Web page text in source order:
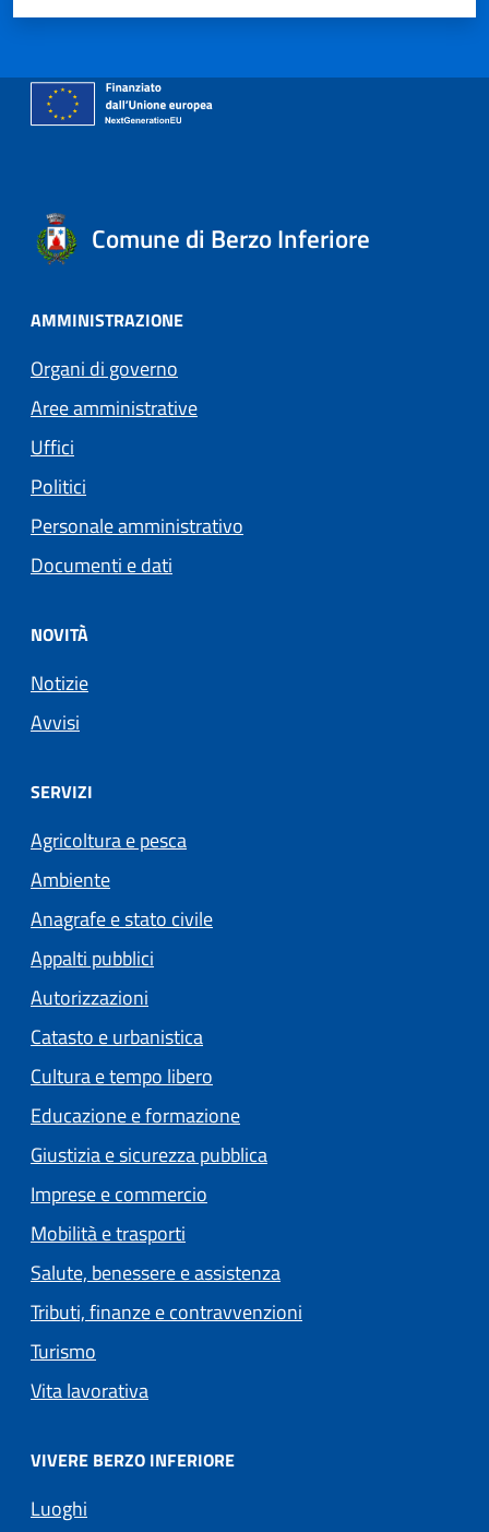
Comune di Berzo Inferiore
AMMINISTRAZIONE
Organi di governo
Aree amministrative
Uffici
Politici
Personale amministrativo
Documenti e dati
NOVITÀ
Notizie
Avvisi
SERVIZI
Agricoltura e pesca
Ambiente
Anagrafe e stato civile
Appalti pubblici
Autorizzazioni
Catasto e urbanistica
Cultura e tempo libero
Educazione e formazione
Giustizia e sicurezza pubblica
Imprese e commercio
Mobilità e trasporti
Salute, benessere e assistenza
Tributi, finanze e contravvenzioni
Turismo
Vita lavorativa
VIVERE BERZO INFERIORE
Luoghi